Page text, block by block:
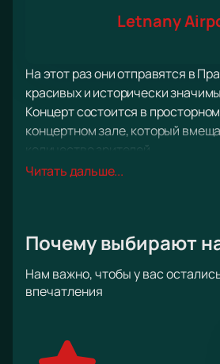
Letnany
На этот раз они отправятся в
красивых и исторически
Концерт состоится в
концертном зале, который
количество зрителей.
Это будет незабываемое событие
и не оставляют равнодушными ни
потрясающую музыку, которая
альтернативную реальность.
самые популярные и любимые
представит новые песни со
Читать дальше...
Почему выбирают
Нам важно, чтобы у вас
впечатления